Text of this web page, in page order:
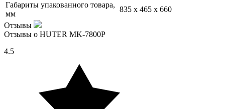
Габариты упакованного товара,
мм
835 x 465 x 660
Отзывы
Отзывы о HUTER MK-7800P
4.5